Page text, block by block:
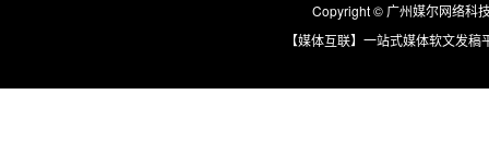
Copyright © 广州媒尔网络科
【媒体互联】一站式媒体软文发